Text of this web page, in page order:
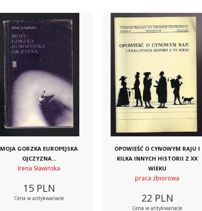
MOJA GORZKA EUROPEJSKA
OJCZYZNA...
Irena Sławińska
15 PLN
Cena w antykwariacie
OPOWIEŚĆ O CYNOWYM RAJU I
KILKA INNYCH HISTORII Z XX
WIEKU
praca zbiorowa
22 PLN
Cena w antykwariacie